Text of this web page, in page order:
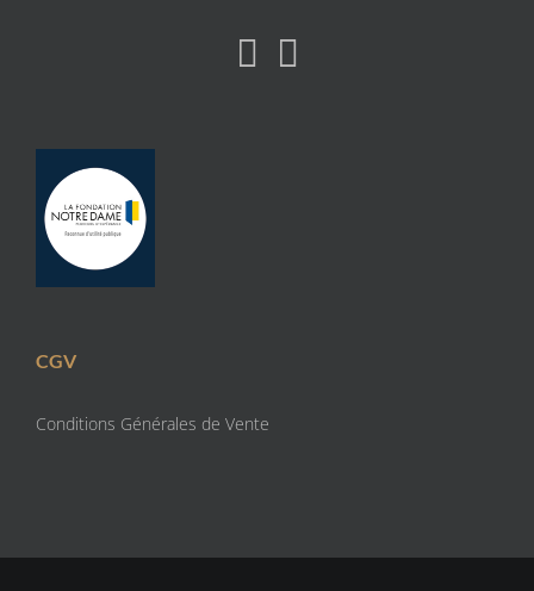
CGV
Conditions Générales de Vente